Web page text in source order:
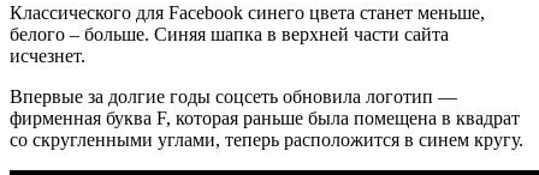
Классического для Facebook синего цвета станет меньше,
белого – больше. Синяя шапка в верхней части сайта
исчезнет.
Впервые за долгие годы соцсеть обновила логотип —
фирменная буква F, которая раньше была помещена в квадрат
со скругленными углами, теперь расположится в синем кругу.